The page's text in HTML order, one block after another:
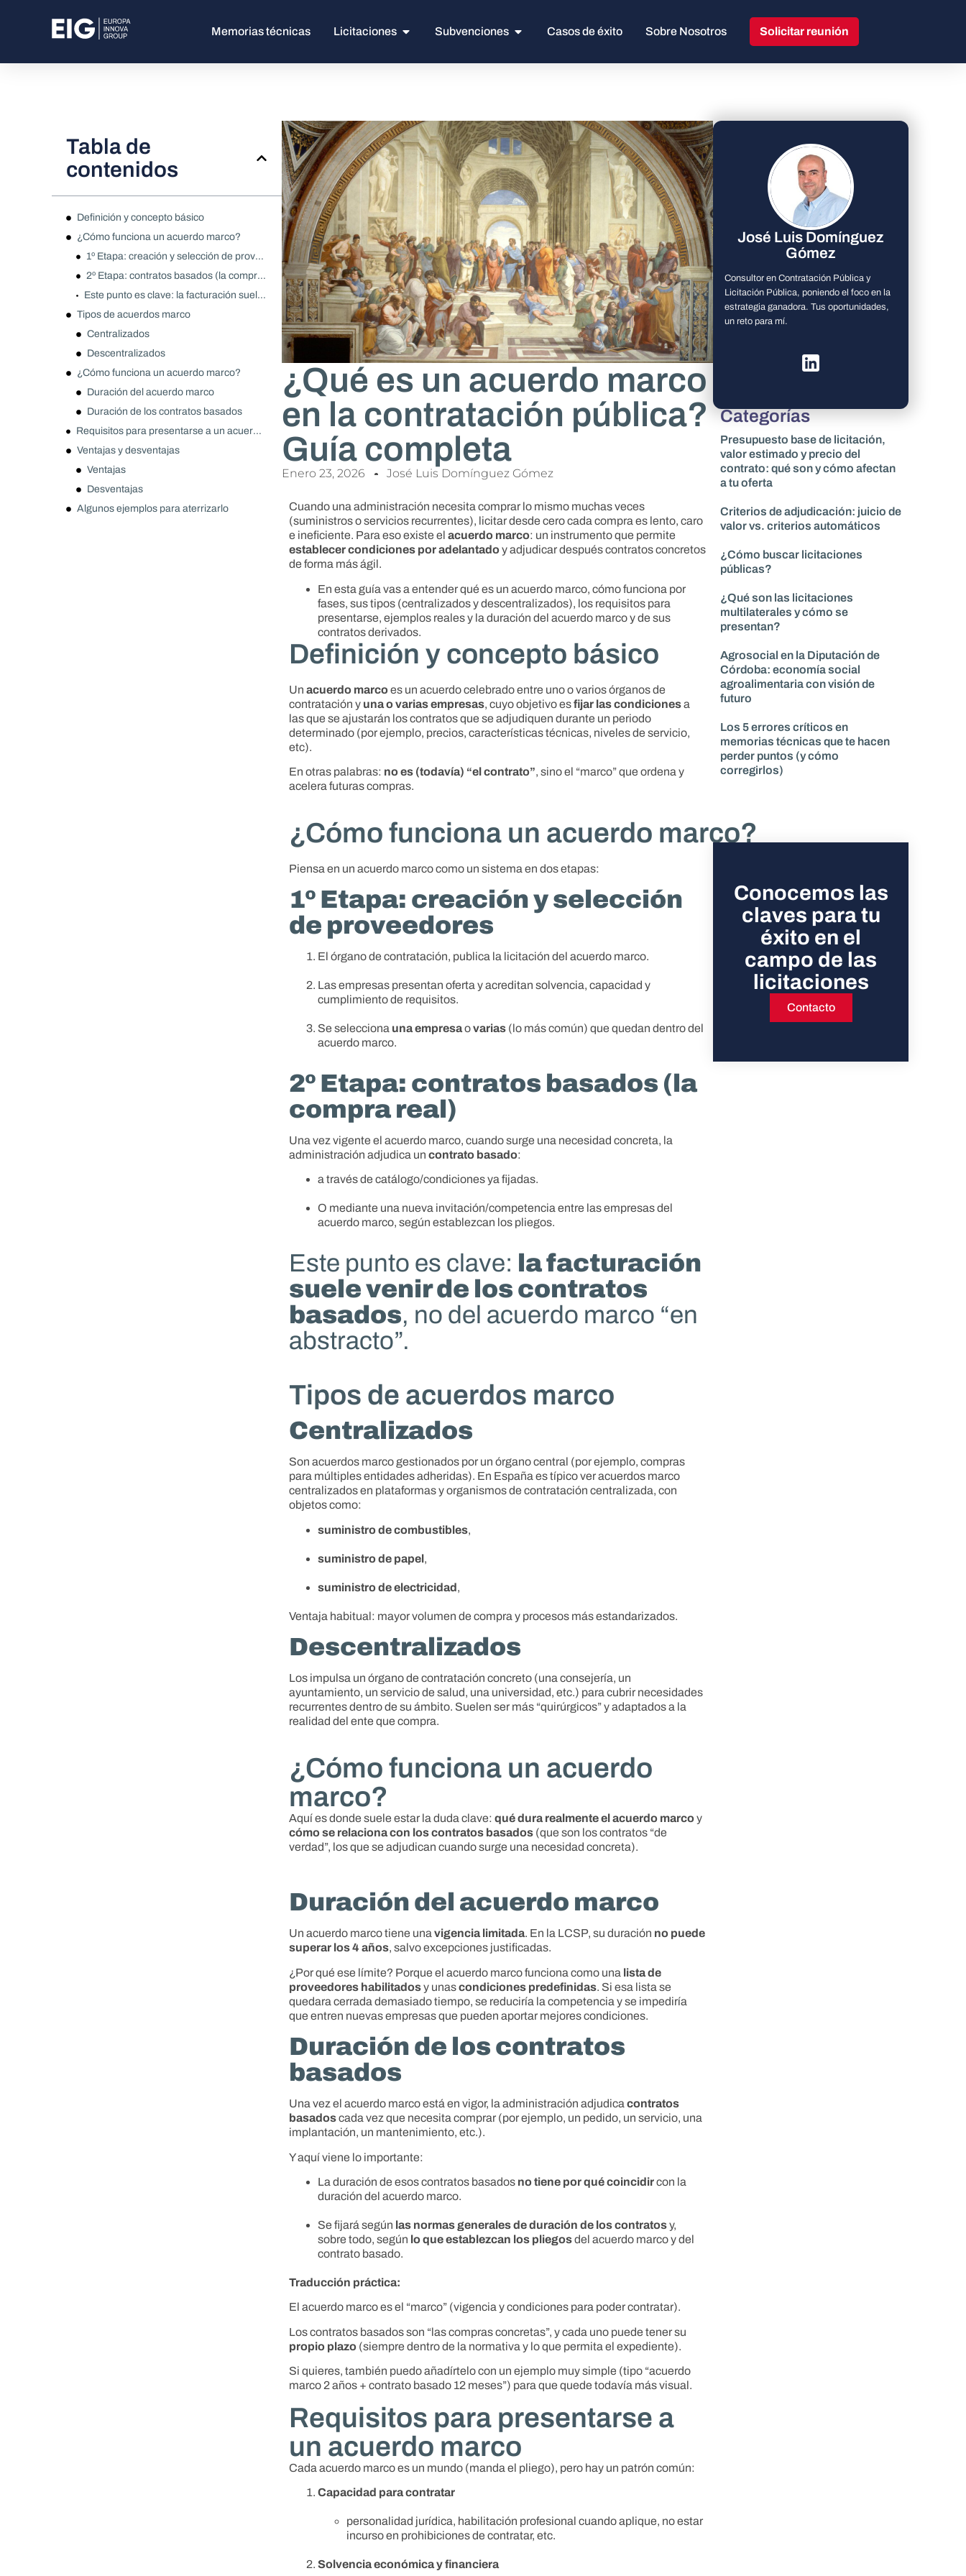
Memorias técnicas Licitaciones Subvenciones Casos de éxito Sobre Nosotros Solicitar reunión
Tabla de
contenidos
Definición y concepto básico
¿Cómo funciona un acuerdo marco?
1º Etapa: creación y selección de proveedores
2º Etapa: contratos basados (la compra real)
Este punto es clave: la facturación suele venir de los contratos basados, no del acuerdo marco “en abstracto”.
Tipos de acuerdos marco
Centralizados
Descentralizados
¿Cómo funciona un acuerdo marco?
Duración del acuerdo marco
Duración de los contratos basados
Requisitos para presentarse a un acuerdo marco
Ventajas y desventajas
Ventajas
Desventajas
Algunos ejemplos para aterrizarlo
¿Qué es un acuerdo marco
en la contratación pública?
Guía completa
Enero 23, 2026 José Luis Domínguez Gómez
Cuando una administración necesita comprar lo mismo muchas veces
(suministros o servicios recurrentes), licitar desde cero cada compra es lento, caro
e ineficiente. Para eso existe el acuerdo marco: un instrumento que permite
establecer condiciones por adelantadoy adjudicar después contratos concretos
de forma más ágil.
En esta guía vas a entender qué es un acuerdo marco, cómo funciona por
fases, sus tipos (centralizados y descentralizados), los requisitos para
presentarse, ejemplos reales y la duración del acuerdo marco y de sus
contratos derivados.
Definición y concepto básico
Un acuerdo marcoes un acuerdo celebrado entre uno o varios órganos de
contratación y una o varias empresas, cuyo objetivo esfijar las condicionesa
las que se ajustarán los contratos que se adjudiquen durante un periodo
determinado (por ejemplo, precios, características técnicas, niveles de servicio,
etc).
En otras palabras: no es (todavía) “el contrato”, sino el “marco” que ordena y
acelera futuras compras.
¿Cómo funciona un acuerdo marco?
Piensa en un acuerdo marco como un sistema en dos etapas:
1º Etapa: creación y selección
de proveedores
El órgano de contratación, publica la licitación del acuerdo marco.
Las empresas presentan oferta y acreditan solvencia, capacidad y
cumplimiento de requisitos.
Se selecciona una empresaovarias (lo más común) que quedan dentro del
acuerdo marco.
2º Etapa: contratos basados (la
compra real)
Una vez vigente el acuerdo marco, cuando surge una necesidad concreta, la
administración adjudica un contrato basado:
a través de catálogo/condiciones ya fijadas.
O mediante una nueva invitación/competencia entre las empresas del
acuerdo marco, según establezcan los pliegos.
Este punto es clave: la facturación
suele venir de los contratos
basados, no del acuerdo marco “en
abstracto”.
Tipos de acuerdos marco
Centralizados
Son acuerdos marco gestionados por un órgano central (por ejemplo, compras
para múltiples entidades adheridas). En España es típico ver acuerdos marco
centralizados en plataformas y organismos de contratación centralizada, con
objetos como:
suministro de combustibles,
suministro de papel,
suministro de electricidad,
Ventaja habitual: mayor volumen de compra y procesos más estandarizados.
Descentralizados
Los impulsa un órgano de contratación concreto (una consejería, un
ayuntamiento, un servicio de salud, una universidad, etc.) para cubrir necesidades
recurrentes dentro de su ámbito. Suelen ser más “quirúrgicos” y adaptados a la
realidad del ente que compra.
¿Cómo funciona un acuerdo
marco?
Aquí es donde suele estar la duda clave: qué dura realmente el acuerdo marcoy
cómo se relaciona con los contratos basados (que son los contratos “de
verdad”, los que se adjudican cuando surge una necesidad concreta).
Duración del acuerdo marco
Un acuerdo marco tiene una vigencia limitada. En la LCSP, su duración no puede
superar los 4 años, salvo excepciones justificadas.
¿Por qué ese límite? Porque el acuerdo marco funciona como una lista de
proveedores habilitadosy unascondiciones predefinidas. Si esa lista se
quedara cerrada demasiado tiempo, se reduciría la competencia y se impediría
que entren nuevas empresas que pueden aportar mejores condiciones.
Duración de los contratos
basados
Una vez el acuerdo marco está en vigor, la administración adjudica contratos
basadoscada vez que necesita comprar (por ejemplo, un pedido, un servicio, una
implantación, un mantenimiento, etc.).
Y aquí viene lo importante:
La duración de esos contratos basados no tiene por qué coincidircon la
duración del acuerdo marco.
Se fijará según las normas generales de duración de los contratosy,
sobre todo, según lo que establezcan los pliegosdel acuerdo marco y del
contrato basado.
Traducción práctica:
El acuerdo marco es el “marco” (vigencia y condiciones para poder contratar).
Los contratos basados son “las compras concretas”, y cada uno puede tener su
propio plazo (siempre dentro de la normativa y lo que permita el expediente).
Si quieres, también puedo añadírtelo con un ejemplo muy simple (tipo “acuerdo
marco 2 años + contrato basado 12 meses”) para que quede todavía más visual.
Requisitos para presentarse a
un acuerdo marco
Cada acuerdo marco es un mundo (manda el pliego), pero hay un patrón común:
Capacidad para contratar
personalidad jurídica, habilitación profesional cuando aplique, no estar
incurso en prohibiciones de contratar, etc.
Solvencia económica y financiera
José Luis Domínguez
Gómez
Consultor en Contratación Pública y
Licitación Pública, poniendo el foco en la
estrategia ganadora. Tus oportunidades,
un reto para mí.
Categorías
Presupuesto base de licitación,
valor estimado y precio del
contrato: qué son y cómo afectan
a tu oferta
Criterios de adjudicación: juicio de
valor vs. criterios automáticos
¿Cómo buscar licitaciones
públicas?
¿Qué son las licitaciones
multilaterales y cómo se
presentan?
Agrosocial en la Diputación de
Córdoba: economía social
agroalimentaria con visión de
futuro
Los 5 errores críticos en
memorias técnicas que te hacen
perder puntos (y cómo
corregirlos)
Conocemos las
claves para tu
éxito en el
campo de las
licitaciones
Contacto